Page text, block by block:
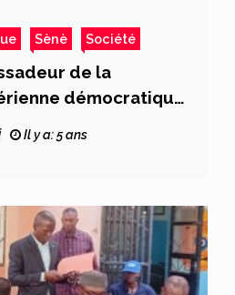
Sènè Société
de la
démocratique
Haoués Riaches
Keita
Il y a: 5 ans